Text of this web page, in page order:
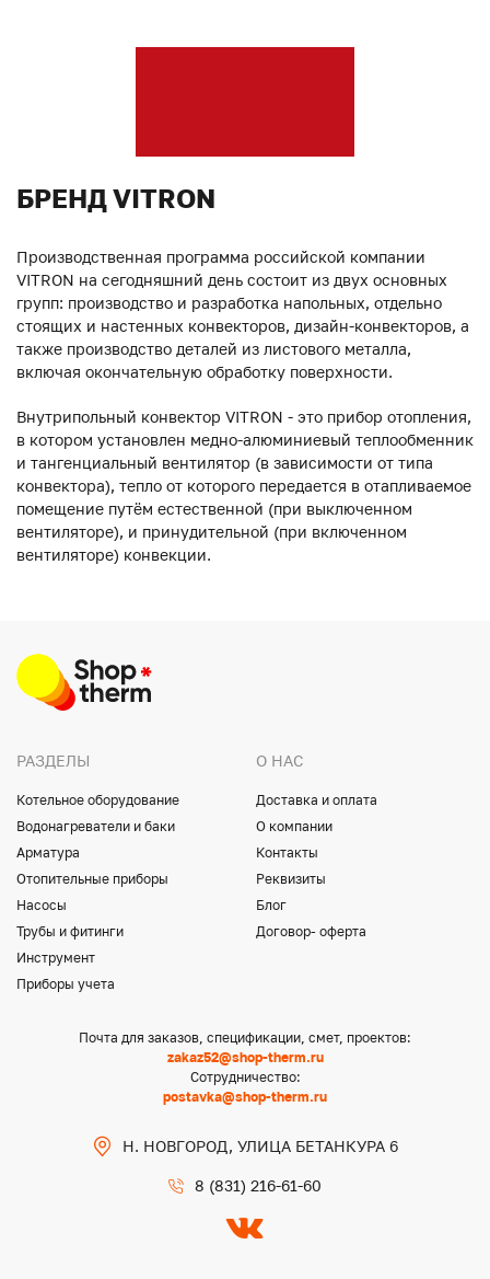
БРЕНД VITRON
Производственная программа российской компании
VITRON на сегодняшний день состоит из двух основных
групп: производство и разработка напольных, отдельно
стоящих и настенных конвекторов, дизайн-конвекторов, а
также производство деталей из листового металла,
включая окончательную обработку поверхности.
Внутрипольный конвектор VITRON - это прибор отопления,
в котором установлен медно-алюминиевый теплообменник
и тангенциальный вентилятор (в зависимости от типа
конвектора), тепло от которого передается в отапливаемое
помещение путём естественной (при выключенном
вентиляторе), и принудительной (при включенном
вентиляторе) конвекции.
РАЗДЕЛЫ
Котельное оборудование
Водонагреватели и баки
Арматура
Отопительные приборы
Насосы
Трубы и фитинги
Инструмент
Приборы учета
О НАС
Доставка и оплата
О компании
Контакты
Реквизиты
Блог
Договор- оферта
Почта для заказов, спецификации, смет, проектов:
zakaz52@shop-therm.ru
Сотрудничество:
postavka@shop-therm.ru
Н. НОВГОРОД, УЛИЦА БЕТАНКУРА 6
8 (831) 216-61-60